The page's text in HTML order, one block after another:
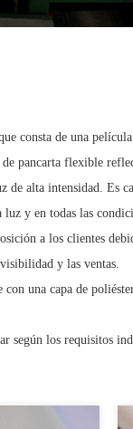
consta de una
pancarta flexible
de alta intensidad. Es
y en todas las
a los clientes
y las ventas.
una capa de
según los requisitos